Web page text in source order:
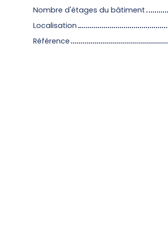
Nombre d'étages du bâtiment
Localisation
Référence